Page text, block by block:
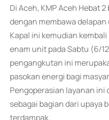
Di Aceh, KMP Aceh Hebat
dengan membawa
Kapal ini kemudian
enam unit pada Sabtu (6/
pengangkutan ini
pasokan energi bagi
Pengoperasian layanan ini
sebagai bagian dari upaya
terdampak.